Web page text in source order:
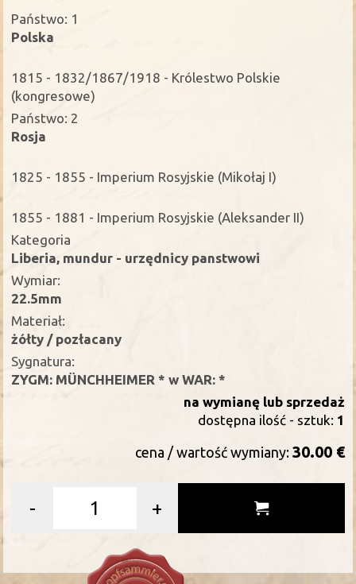
Państwo: 1
Polska
1815 - 1832/1867/1918 - Królestwo Polskie
(kongresowe)
Państwo: 2
Rosja
1825 - 1855 - Imperium Rosyjskie (Mikołaj I)
1855 - 1881 - Imperium Rosyjskie (Aleksander II)
Kategoria
Liberia, mundur - urzędnicy panstwowi
Wymiar:
22.5mm
Materiał:
żółty / pozłacany
Sygnatura:
ZYGM: MÜNCHHEIMER * w WAR: *
na wymianę lub sprzedaż
dostępna ilość - sztuk: 1
cena / wartość wymiany: 30.00 €
- +